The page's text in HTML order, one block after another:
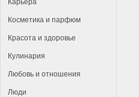
Косметика и парфюм
Красота и здоровье
Кулинария
Любовь и отношения
Люди